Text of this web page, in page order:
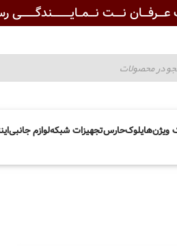
عـــرفـــان نــــت
ویژنهایلوکحارستجهیزات شبکهلوازم جانبی